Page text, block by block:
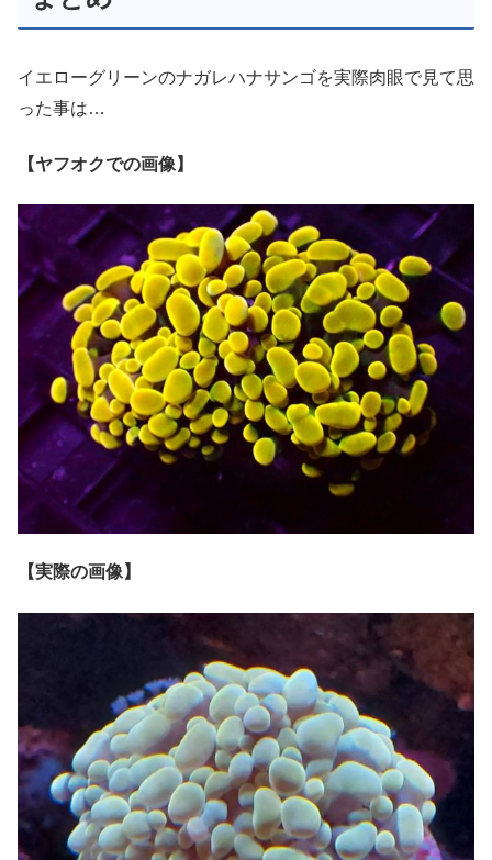
イエローグリーンのナガレハナサンゴを実際肉眼で見て思
った事は…
【ヤフオクでの画像】
【実際の画像】